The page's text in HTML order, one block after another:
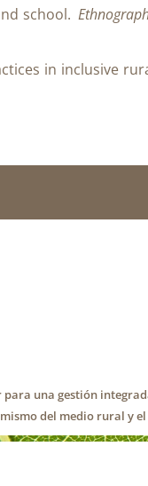
school.
in inclusive
una gestión
del medio rural y